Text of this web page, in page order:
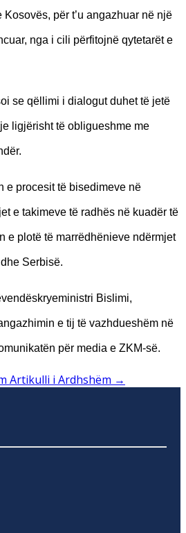
për t’u angazhuar në një
nga i cili përfitojnë qytetarët e
se qëllimi i dialogut duhet të jetë
ligjërisht të obligueshme me
e procesit të bisedimeve në
e takimeve të radhës në kuadër të
e plotë të marrëdhënieve ndërmjet
Serbisë.
Bislimi,
e tij të vazhdueshëm në
për media e ZKM-së.
Artikulli i Ardhshëm →